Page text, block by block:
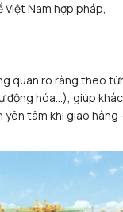
Nam hợp pháp,
quan rõ ràng theo
động hóa…), giúp
tâm khi giao hàng